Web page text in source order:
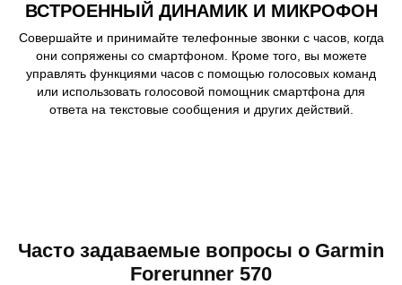
ВСТРОЕННЫЙ ДИНАМИК И МИКРОФОН
Совершайте и принимайте телефонные звонки с часов, когда
они сопряжены со смартфоном. Кроме того, вы можете
управлять функциями часов с помощью голосовых команд
или использовать голосовой помощник смартфона для
ответа на текстовые сообщения и других действий.
Часто задаваемые вопросы о Garmin
Forerunner 570